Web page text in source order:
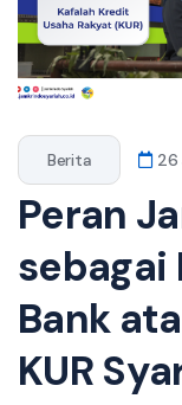
Berita 26
Peran
sebagai
Bank
KUR